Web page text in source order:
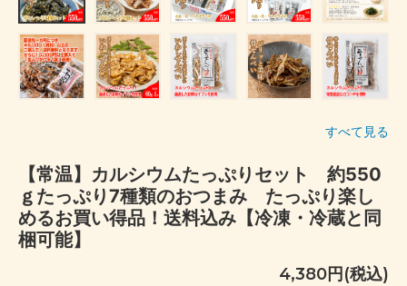
すべて見る
【常温】カルシウムたっぷりセット 約550
ｇたっぷり7種類のおつまみ たっぷり楽し
めるお買い得品！送料込み【冷凍・冷蔵と同
梱可能】
4,380円(税込)